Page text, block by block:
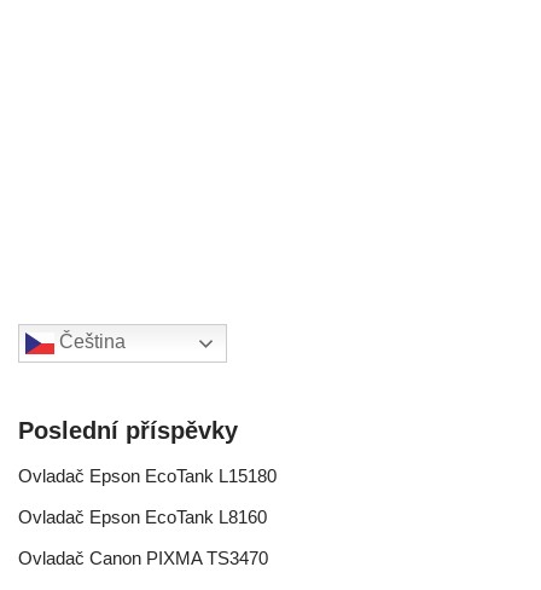
Čeština‎
Poslední příspěvky
Ovladač Epson EcoTank L15180
Ovladač Epson EcoTank L8160
Ovladač Canon PIXMA TS3470